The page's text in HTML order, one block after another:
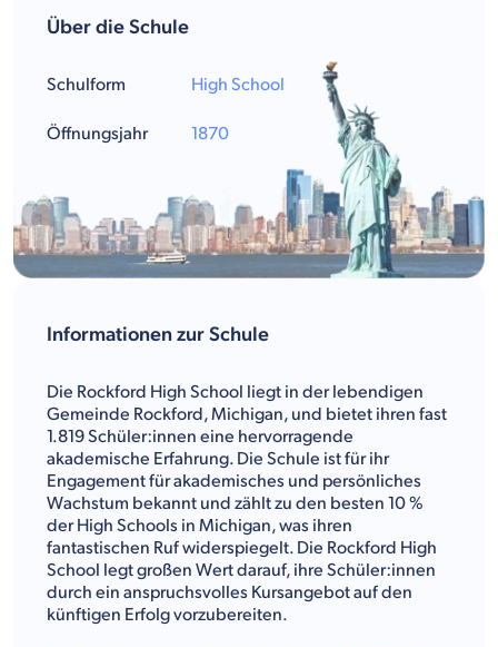
Informationen zur Schule
Die Rockford High School liegt in der lebendigen
Gemeinde Rockford, Michigan, und bietet ihren fast
1.819 Schüler:innen eine hervorragende
akademische Erfahrung. Die Schule ist für ihr
Engagement für akademisches und persönliches
Wachstum bekannt und zählt zu den besten 10 %
der High Schools in Michigan, was ihren
fantastischen Ruf widerspiegelt. Die Rockford High
School legt großen Wert darauf, ihre Schüler:innen
durch ein anspruchsvolles Kursangebot auf den
künftigen Erfolg vorzubereiten.
Über die Schule
Schulform
Öffnungsjahr
High School
1870